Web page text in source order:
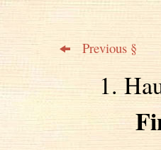
Previous §
1.